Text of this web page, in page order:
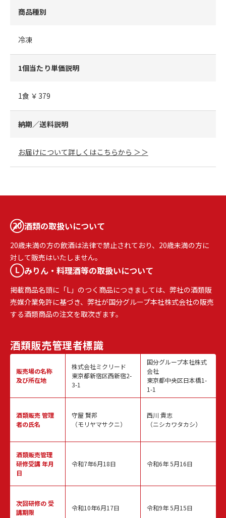
商品種別
冷凍
1個当たり単価説明
1食 ￥379
納期／送料説明
お届けについて詳しくはこちらから ＞＞
酒類の取扱いについて
20歳未満の方の飲酒は法律で禁止されており、20歳未満の方に
対して販売はいたしません。
みりん・料理酒等の取扱いについて
掲載商品名頭に「L」のつく商品につきましては、弊社の酒類販
売媒介業免許に基づき、弊社が国分グループ本社株式会社の販売
する酒類商品の注文を取次ぎます。
酒類販売管理者標識
販売場の名称
及び所在地
酒類販売管理
者の氏名
酒類販売管理
研修受講 年月
日
次回研修の受
講期限
株式会社ミクリード
東京都新宿区西新宿2-
3-1
守屋 賢邦
（モリヤマサクニ）
令和7年6月18日
令和10年6月17日
国分グループ本社株式
会社
東京都中央区日本橋1-
1-1
西川 貴志
（ニシカワタカシ）
令和6年 5月16日
令和9年 5月15日